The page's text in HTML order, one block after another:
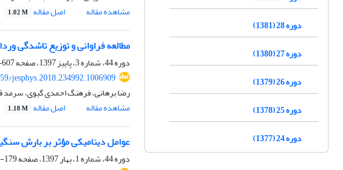
مشاهده مقاله
اصل مقاله 1.02 M
مطالعه فراوانی و توزیع تاشدگی‌ وردایست و تغییرات
دوره 44، شماره 3، پاییز 1397، صفحه
607-624
jesphys.2018.234992.1006909
رضا برهانی، فرهنگ احمدی گیوی، سرمد
مشاهده مقاله
اصل مقاله 1.18 M
عوامل دینامیکی مؤثر بر بارش
دوره 44، شماره 1، بهار 1397، صفحه
179-198
دوره 28 (1381)
دوره 27 (1380)
دوره 26 (1379)
دوره 25 (1378)
دوره 24 (1377)